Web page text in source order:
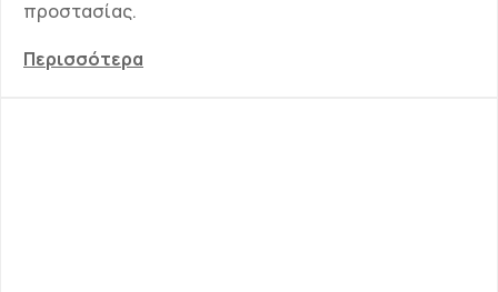
προστασίας.
Περισσότερα